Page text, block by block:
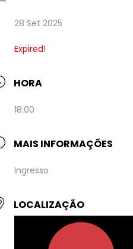
28 Set 2025
Expired!
HORA
18:00
MAIS INFORMAÇÕES
Ingresso
LOCALIZAÇÃO